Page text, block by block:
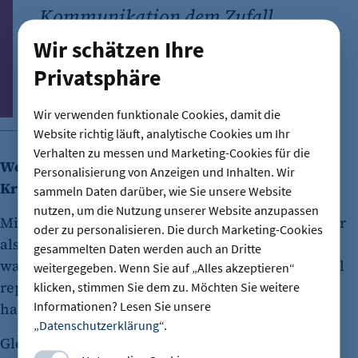
Wir schätzen Ihre
Privatsphäre
Wir verwenden funktionale Cookies, damit die
Website richtig läuft, analytische Cookies um Ihr
Verhalten zu messen und Marketing-Cookies für die
Personalisierung von Anzeigen und Inhalten. Wir
sammeln Daten darüber, wie Sie unsere Website
nutzen, um die Nutzung unserer Website anzupassen
oder zu personalisieren. Die durch Marketing-Cookies
gesammelten Daten werden auch an Dritte
weitergegeben. Wenn Sie auf „Alles akzeptieren“
klicken, stimmen Sie dem zu. Möchten Sie weitere
Informationen? Lesen Sie unsere
„Datenschutzerklärung“.
Kommunikation dem Zufall
überlassen – und genau daran
scheitert sie im Ernstfall am
Michael Blaumoser
CEO Sius Consulting
Welche Rolle spielen Mitarbeitende im
Krisenmanegement?
Mitarbeitende sind in der Krise oft entscheidender
als Führungskräfte.Beim Berliner Stromausfall
waren es die Mitarbeitenden, die vor Ort die Kabel
repariert und die Versorgung wiederhergestellt
haben.
Gleichzeitig wird die Belegschaft im